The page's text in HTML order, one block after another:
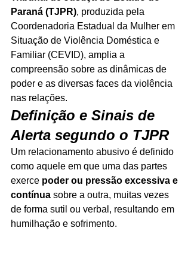
Paraná (TJPR), produzida pela
Coordenadoria Estadual da Mulher em
Situação de Violência Doméstica e
Familiar (CEVID), amplia a
compreensão sobre as dinâmicas de
poder e as diversas faces da violência
nas relações.
Definição e Sinais de
Alerta segundo o TJPR
Um relacionamento abusivo é definido
como aquele em que uma das partes
exerce poder ou pressão excessiva e
contínua sobre a outra, muitas vezes
de forma sutil ou verbal, resultando em
humilhação e sofrimento.